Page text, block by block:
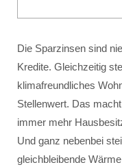
Die Sparzinsen sind
Kredite. Gleichzeitig
klimafreundliches
Stellenwert. Das
immer mehr
Und ganz nebenbei
gleichbleibende